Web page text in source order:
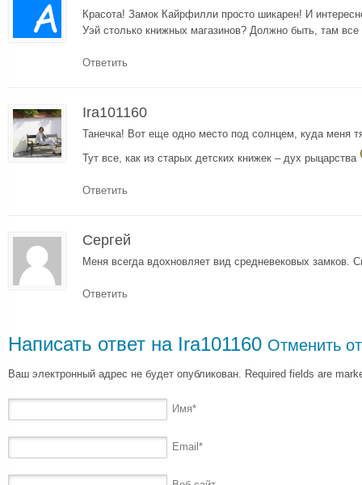
Красота! Замок Кайрфилли просто шикарен! И
Уэй столько книжных магазинов? Должно быть, там
Ответить
Ira101160
Танечка! Вот еще одно место под солнцем, куда меня
Тут все, как из старых детских книжек – дух рыцарства
Ответить
Сергей
Меня всегда вдохновляет вид средневековых замков.
Ответить
Написать ответ на Ira101160 Отменить
Ваш электронный адрес не будет опубликован. Required fields are
Имя*
Email *